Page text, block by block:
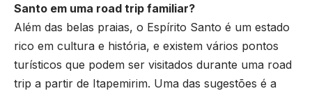
Santo em uma road trip familiar?
Além das belas praias, o Espírito Santo é um estado
rico em cultura e história, e existem vários pontos
turísticos que podem ser visitados durante uma road
trip a partir de Itapemirim. Uma das sugestões é a